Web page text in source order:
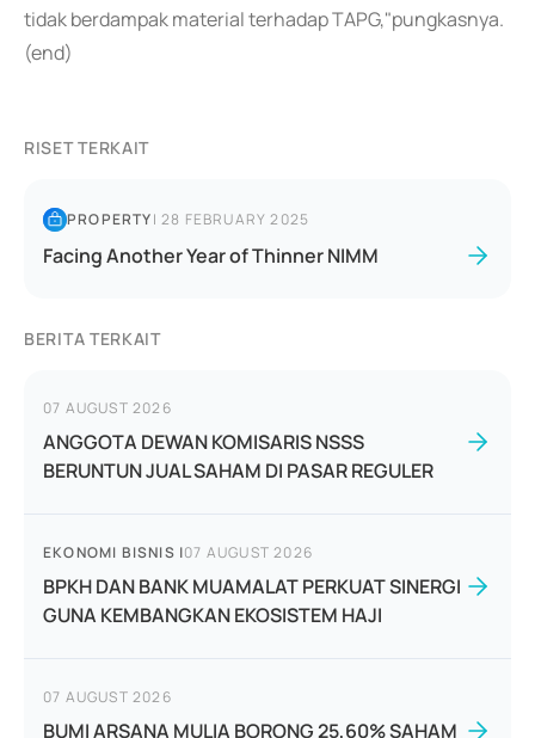
tidak berdampak material terhadap TAPG,"pungkasnya.
(end)
RISET TERKAIT
PROPERTY|28 FEBRUARY 2025
Facing Another Year of Thinner NIMM
BERITA TERKAIT
07 AUGUST 2026
ANGGOTA DEWAN KOMISARIS NSSS
BERUNTUN JUAL SAHAM DI PASAR REGULER
EKONOMI BISNIS |07 AUGUST 2026
BPKH DAN BANK MUAMALAT PERKUAT SINERGI
GUNA KEMBANGKAN EKOSISTEM HAJI
07 AUGUST 2026
BUMI ARSANA MULIA BORONG 25,60% SAHAM